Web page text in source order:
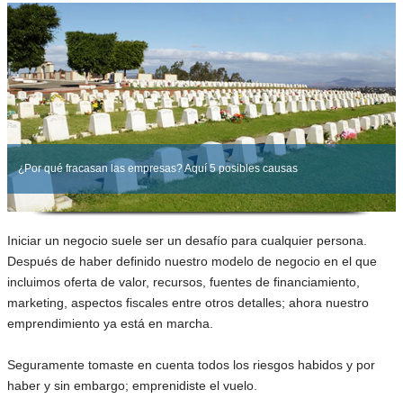
¿Por qué fracasan las empresas? Aquí 5 posibles causas
Iniciar un negocio suele ser un desafío para cualquier persona.
Después de haber definido nuestro modelo de negocio en el que
incluimos oferta de valor, recursos, fuentes de financiamiento,
marketing, aspectos fiscales entre otros detalles; ahora nuestro
emprendimiento ya está en marcha.
Seguramente tomaste en cuenta todos los riesgos habidos y por
haber y sin embargo; emprenidiste el vuelo.